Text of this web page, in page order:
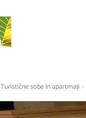
Turistične sobe in apartmaji >